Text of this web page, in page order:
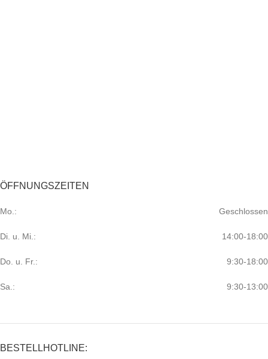
ÖFFNUNGSZEITEN
Mo.: Geschlossen
Di. u. Mi.: 14:00-18:00
Do. u. Fr.: 9:30-18:00
Sa.: 9:30-13:00
BESTELLHOTLINE: